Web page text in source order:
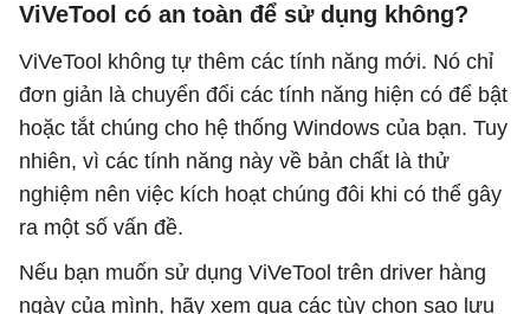
ViVeTool có an toàn để sử dụng không?
ViVeTool không tự thêm các tính năng mới. Nó chỉ
đơn giản là chuyển đổi các tính năng hiện có để bật
hoặc tắt chúng cho hệ thống Windows của bạn. Tuy
nhiên, vì các tính năng này về bản chất là thử
nghiệm nên việc kích hoạt chúng đôi khi có thể gây
ra một số vấn đề.
Nếu bạn muốn sử dụng ViVeTool trên driver hàng
ngày của mình, hãy xem qua các tùy chọn sao lưu